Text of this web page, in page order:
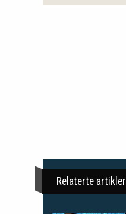
Relaterte artikler